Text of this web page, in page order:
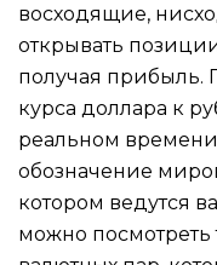
восходящие,
открывать
получая прибыль.
курса доллара к
реальном
обозначение
котором ведутся
можно